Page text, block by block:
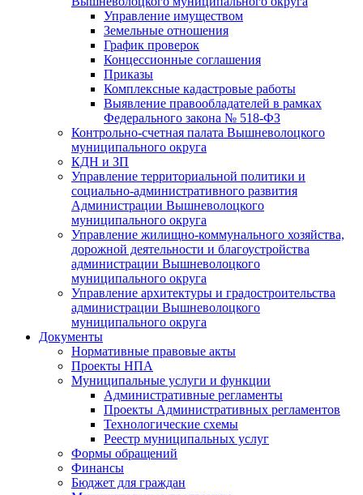
Управление имуществом
Земельные отношения
График проверок
Концессионные соглашения
Приказы
Комплексные кадастровые работы
Выявление правообладателей в рамках
Федерального закона № 518-ФЗ
Контрольно-счетная палата Вышневолоцкого
муниципального округа
КДН и ЗП
Управление территориальной политики и
социально-административного развития
Администрации Вышневолоцкого
муниципального округа
Управление жилищно-коммунального хозяйства,
дорожной деятельности и благоустройства
администрации Вышневолоцкого
муниципального округа
Управление архитектуры и градостроительства
администрации Вышневолоцкого
муниципального округа
Документы
Нормативные правовые акты
Проекты НПА
Муниципальные услуги и функции
Административные регламенты
Проекты Административных регламентов
Технологические схемы
Реестр муниципальных услуг
Формы обращений
Финансы
Бюджет для граждан